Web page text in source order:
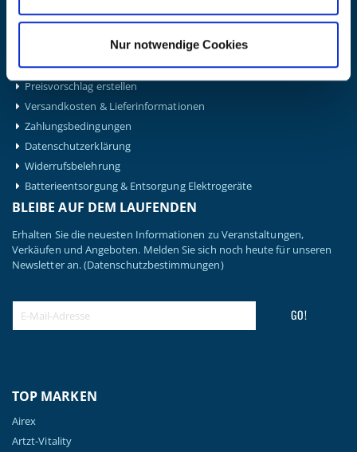
Nur notwendige Cookies
AGB nebst Kundeninformationen
INFORMATIONEN
Preisvorschlag erstellen
Versandkosten & Lieferinformationen
Zahlungsbedingungen
Datenschutzerklärung
Widerrufsbelehrung
Batterieentsorgung & Entsorgung Elektrogeräte
BLEIBE AUF DEM LAUFENDEN
Erhalten Sie die neuesten Informationen zu Veranstaltungen,
Verkäufen und Angeboten. Melden Sie sich noch heute für unseren
Newsletter an.(Datenschutzbestimmungen)
GO!
TOP MARKEN
Airex
Artzt-Vitality